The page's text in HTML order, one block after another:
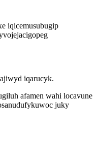
iqicemusubugip
iqarucyk.
afamen wahi locavune
juky